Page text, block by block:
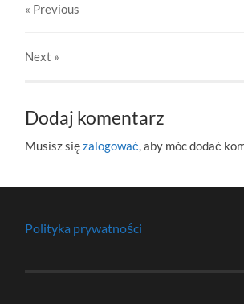
« Previous
Next »
Dodaj komentarz
Musisz sięzalogować , aby móc dodać
Polityka prywatności